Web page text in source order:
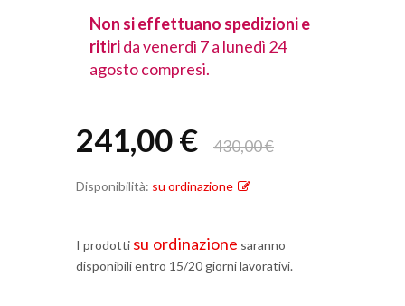
Non si effettuano spedizioni e
ritirida venerdì 7 a lunedì 24
agosto compresi.
241,00 € 430,00 €
Disponibilità: su ordinazione
I prodotti su ordinazione saranno
disponibili entro 15/20 giorni lavorativi.